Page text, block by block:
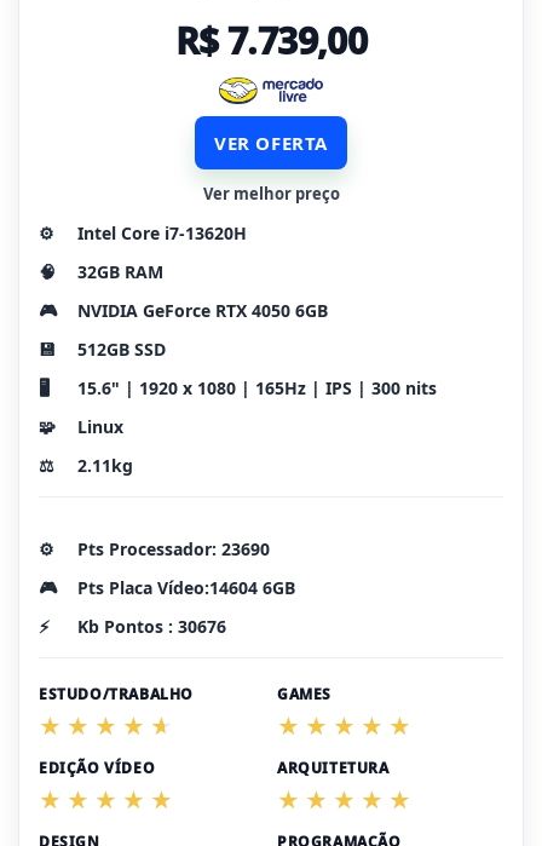
R$ 7.739,00
VER OFERTA
Ver melhor preço
⚙️
Intel Core i7-13620H
🧠
32GB RAM
🎮
NVIDIA GeForce RTX 4050 6GB
💾
512GB SSD
🖥️
15.6" | 1920 x 1080 | 165Hz | IPS | 300 nits
🧩
Linux
⚖️
2.11kg
⚙️
Pts Processador: 23690
🎮
Pts Placa Vídeo:14604 6GB
⚡
Kb Pontos : 30676
ESTUDO/TRABALHO GAMES
EDIÇÃO VÍDEO ARQUITETURA
DESIGN PROGRAMAÇÃO